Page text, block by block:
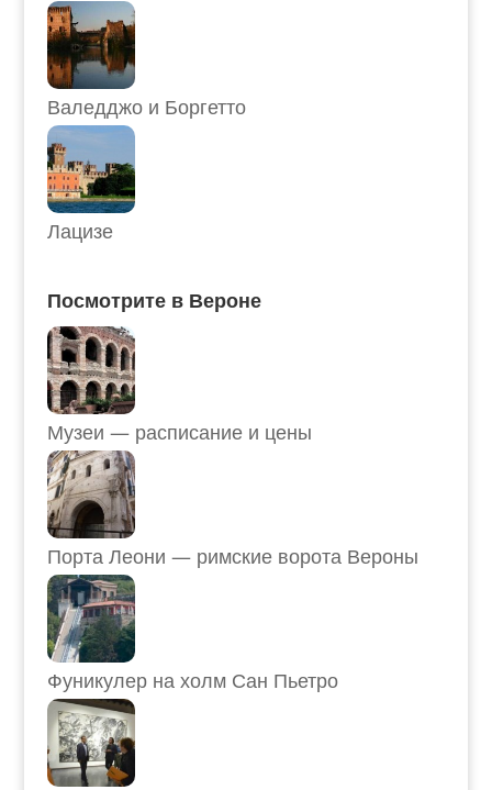
Валедджо и Боргетто
Лацизе
Посмотрите в Вероне
Музеи — расписание и цены
Порта Леони — римские ворота Вероны
Фуникулер на холм Сан Пьетро